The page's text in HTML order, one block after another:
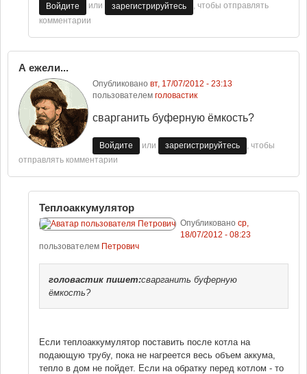
Войдите или зарегистрируйтесь
, чтобы отправлять
комментарии
А ежели...
Опубликовано вт, 17/07/2012 - 23:13
пользователем головастик
сварганить буферную ёмкость?
Войдите или зарегистрируйтесь
, чтобы
отправлять комментарии
Теплоаккумулятор
Опубликовано ср,
18/07/2012 - 08:23
пользователем Петрович
головастик пишет:сварганить буферную
ёмкость?
Если теплоаккумулятор поставить после котла на
подающую трубу, пока не нагреется весь объем аккума,
тепло в дом не пойдет. Если на обратку перед котлом - то